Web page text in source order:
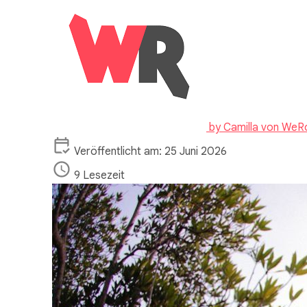
byCamilla von
Veröffentlicht am: 25 Juni 2026
9 Lesezeit